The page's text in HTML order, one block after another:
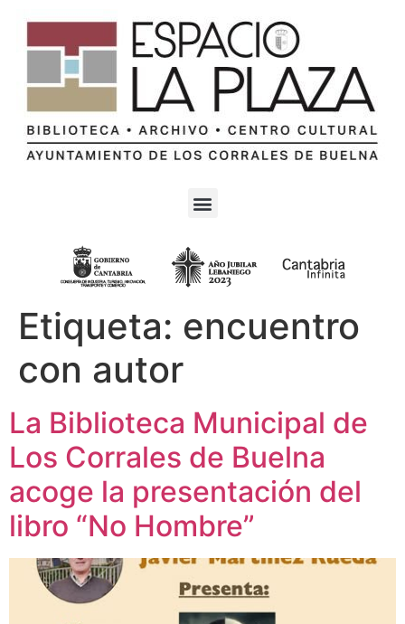
Etiqueta: encuentro
con autor
La Biblioteca Municipal de
Los Corrales de Buelna
acoge la presentación del
libro “No Hombre”